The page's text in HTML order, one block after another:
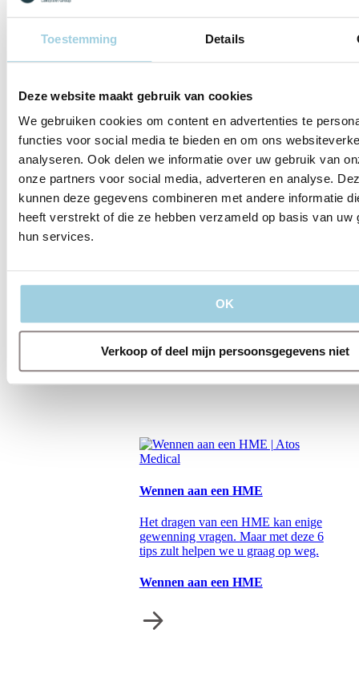
Toestemming Details
Deze website maakt gebruik van cookies
We gebruiken cookies om content en advertenties te
functies voor social media te bieden en om ons
analyseren. Ook delen we informatie over uw gebruik van
onze partners voor social media, adverteren en analyse.
kunnen deze gegevens combineren met andere informatie
heeft verstrekt of die ze hebben verzameld op basis van uw
hun services.
OK
Verkoop of deel mijn persoonsgegevens niet
verbetering van onze
producten. De
wordt anoniem
voor commerciële
Stuur mij een gratis
Gerelateerde onderwerpen:
Wennen aan een HME
Het dragen van een HME kan enige
gewenning vragen. Maar met deze 6
tips zult helpen we u graag op weg.
Wennen aan een HME